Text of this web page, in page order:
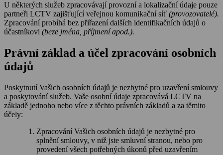
U některých služeb zpracovávají provozní a lokalizační údaje pouze
partneři LCTV zajišťující veřejnou komunikační síť (provozovatelé).
Zpracování probíhá bez přiřazení dalších identifikačních údajů o
účastníkovi (beze jména, příjmení apod.).
Právní základ a účel zpracování osobních
údajů
Poskytnutí Vašich osobních údajů je nezbytné pro uzavření smlouvy
a poskytování služeb. Vaše osobní údaje zpracovává LCTV na
základě jednoho nebo více z těchto právních základů a za těmito
účely:
Zpracování Vašich osobních údajů je nezbytné pro
splnění smlouvy, v niž jste smluvní stranou, nebo pro
provedení všech potřebných úkonů před uzavřením